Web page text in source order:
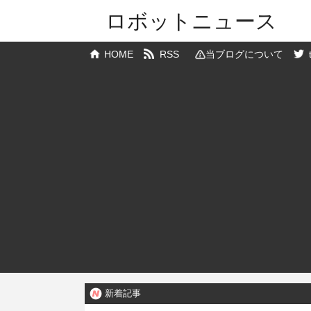
ロボットニュース
HOME RSS 当ブログについて
新着記事